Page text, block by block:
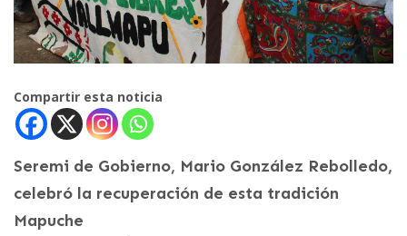
Compartir esta noticia
Seremi de Gobierno, Mario González Rebolledo,
celebró la recuperación de esta tradición
Mapuche